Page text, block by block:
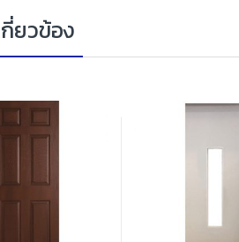
ยวข้อง